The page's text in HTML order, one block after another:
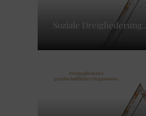
Soziale Dreigliederung..